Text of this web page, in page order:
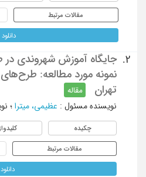
مقالات مرتبط
دانلود
2.
جایگاه آموزش شهروندی
نمونه مورد مطالعه:
تهران
مقاله
نویسنده مسئول : عظیمی، میترا ؛
چکیده
مقالات مرتبط
دانلود